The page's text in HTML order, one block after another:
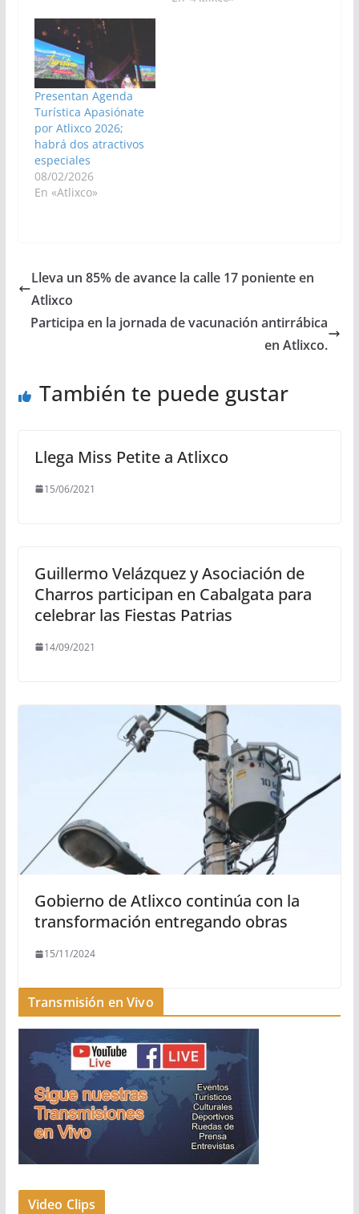
Presentan Agenda
Turística Apasiónate
por Atlixco 2026;
habrá dos atractivos
especiales
08/02/2026
En «Atlixco»
Lleva un 85% de avance la calle 17 poniente en
Atlixco
Participa en la jornada de vacunación antirrábica
en Atlixco.
También te puede gustar
Llega Miss Petite a Atlixco
15/06/2021
Guillermo Velázquez y Asociación de
Charros participan en Cabalgata para
celebrar las Fiestas Patrias
14/09/2021
Gobierno de Atlixco continúa con la
transformación entregando obras
15/11/2024
Transmisión en Vivo
Video Clips